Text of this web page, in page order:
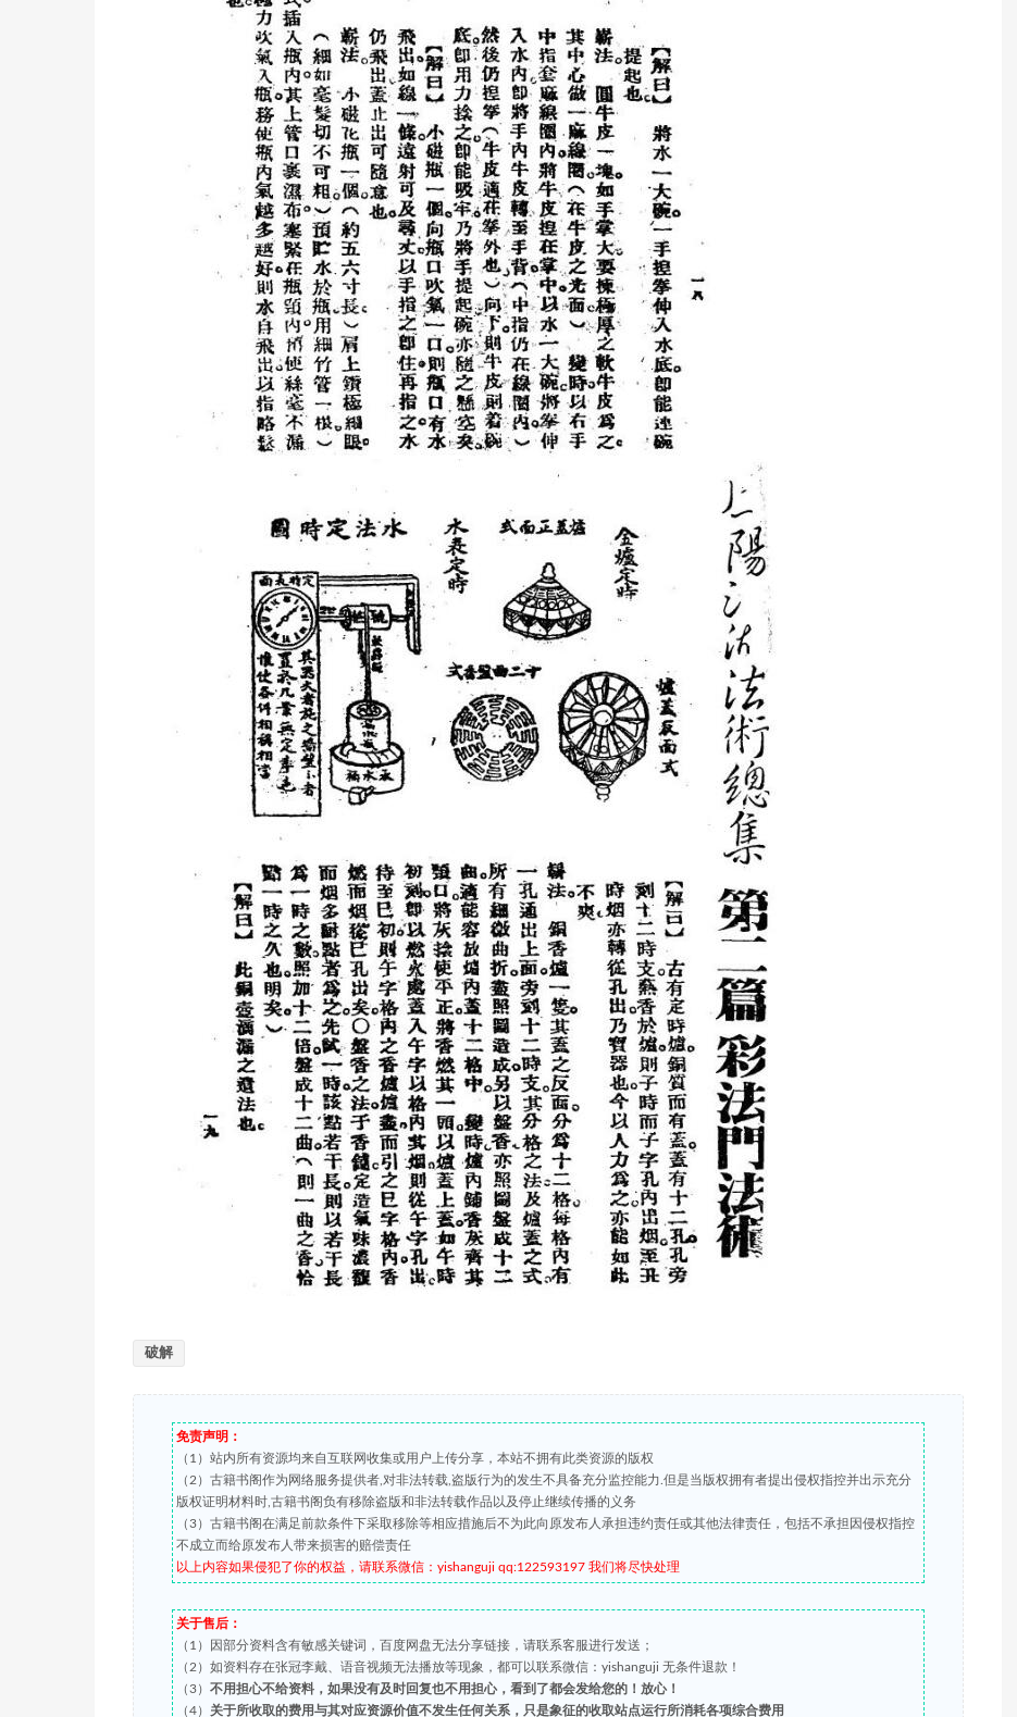
破解
免责声明：
（1）站内所有资源均来自互联网收集或用户上传分享，本站不拥有此类资源的版权
（2）古籍书阁作为网络服务提供者,对非法转载,盗版行为的发生不具备充分监控能力.但是当版权拥有者提出侵权指控并出示充分
版权证明材料时,古籍书阁负有移除盗版和非法转载作品以及停止继续传播的义务
（3）古籍书阁在满足前款条件下采取移除等相应措施后不为此向原发布人承担违约责任或其他法律责任，包括不承担因侵权指控
不成立而给原发布人带来损害的赔偿责任
以上内容如果侵犯了你的权益，请联系微信：yishanguji qq:122593197 我们将尽快处理
关于售后：
（1）因部分资料含有敏感关键词，百度网盘无法分享链接，请联系客服进行发送；
（2）如资料存在张冠李戴、语音视频无法播放等现象，都可以联系微信：yishanguji 无条件退款！
（3） 不用担心不给资料，如果没有及时回复也不用担心，看到了都会发给您的！放心！
（4） 关于所收取的费用与其对应资源价值不发生任何关系，只是象征的收取站点运行所消耗各项综合费用